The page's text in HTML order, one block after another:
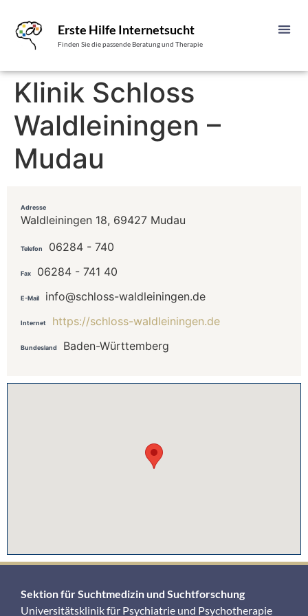
Erste Hilfe Internetsucht
Finden Sie die passende Beratung und Therapie
Klinik Schloss
Waldleiningen –
Mudau
Adresse
Waldleiningen 18, 69427 Mudau
Telefon 06284 - 740
Fax 06284 - 741 40
E-Mail info@schloss-waldleiningen.de
Internet https://schloss-waldleiningen.de
Bundesland Baden-Württemberg
Sektion für Suchtmedizin und Suchtforschung
Universitätsklinik für Psychiatrie und Psychotherapie